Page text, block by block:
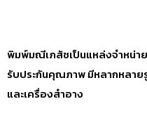
พิมพ์มณีเภสัชเป็นแหล่งจำหน่า
รับประกันคุณภาพ มีหลากหลา
และเครื่องสำอาง